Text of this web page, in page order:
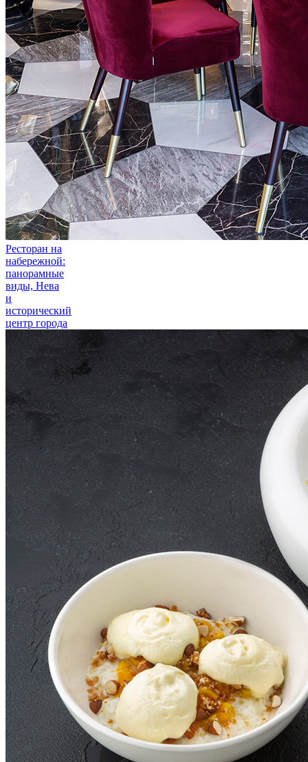
Ресторан на
набережной:
панорамные
виды, Нева
и
исторический
центр города